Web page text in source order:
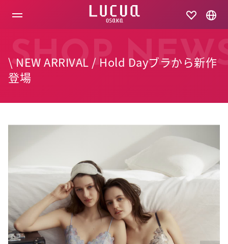
\ NEW ARRIVAL / Hold Dayブラから新作
登場
SHOP